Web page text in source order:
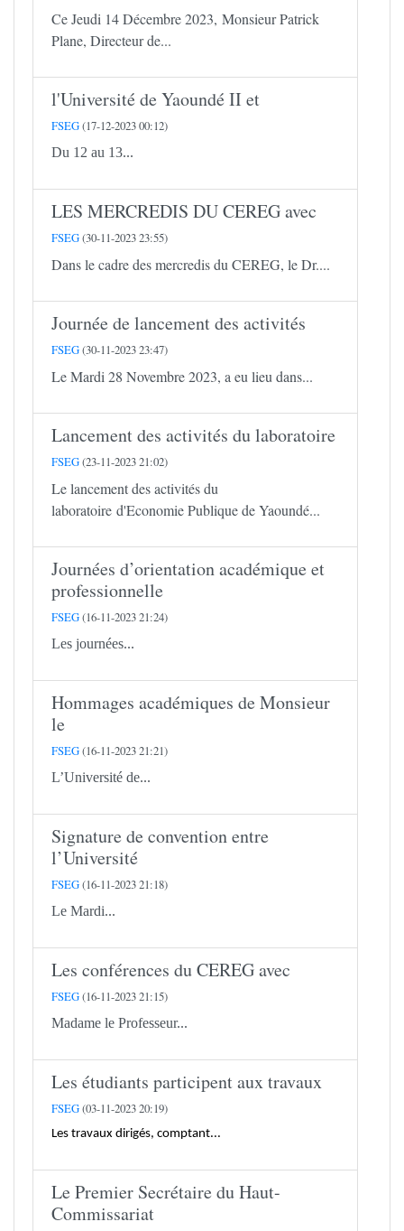
Ce Jeudi 14 Décembre 2023, Monsieur Patrick
Plane, Directeur de...
l'Université de Yaoundé II et
FSEG(17-12-2023 00:12)
Du 12 au 13...
LES MERCREDIS DU CEREG avec
FSEG(30-11-2023 23:55)
Dans le cadre des mercredis du CEREG, le Dr....
Journée de lancement des activités
FSEG(30-11-2023 23:47)
Le Mardi 28 Novembre 2023, a eu lieu dans...
Lancement des activités du laboratoire
FSEG(23-11-2023 21:02)
Le lancement des activités du
laboratoire d'Economie Publique de Yaoundé...
Journées d’orientation académique et
professionnelle
FSEG(16-11-2023 21:24)
Les journées...
Hommages académiques de Monsieur
le
FSEG(16-11-2023 21:21)
L’Université de...
Signature de convention entre
l’Université
FSEG(16-11-2023 21:18)
Le Mardi...
Les conférences du CEREG avec
FSEG(16-11-2023 21:15)
Madame le Professeur...
Les étudiants participent aux travaux
FSEG(03-11-2023 20:19)
Les travaux dirigés, comptant...
Le Premier Secrétaire du Haut-
Commissariat